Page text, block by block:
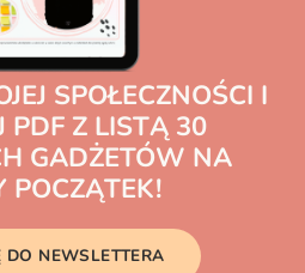
SPOŁECZNOŚCI I
PDF Z LISTĄ 30
GADŻETÓW NA
POCZĄTEK!
DO NEWSLETTERA